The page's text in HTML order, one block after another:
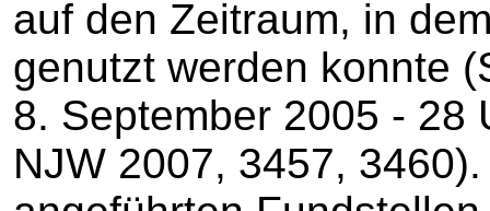
auf den Zeitraum, in
genutzt werden konnte
8. September 2005 - 28
NJW 2007, 3457,